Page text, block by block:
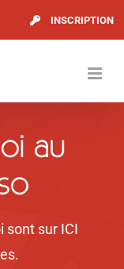
INSCRIPTION
au
sont sur ICI